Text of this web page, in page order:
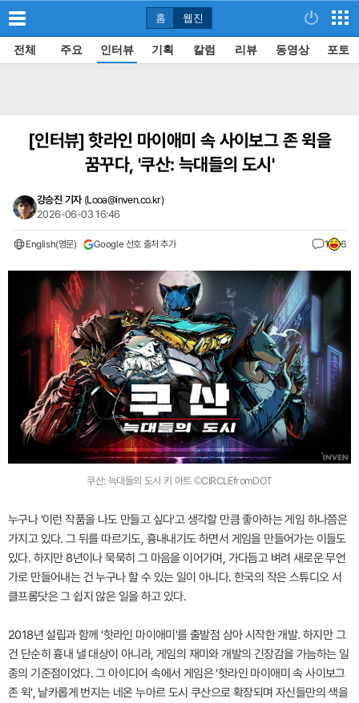
홈 웹진
전체 주요 인터뷰 기획 칼럼 리뷰 동영상 포토
[인터뷰]핫라인 마이애미 속 사이보그 존 윅을
꿈꾸다, '쿠산: 늑대들의 도시'
강승진 기자 (Looa@inven.co.kr)
2026-06-03 16:46
English(영문) Google 선호 출처 추가 1 6
쿠산: 늑대들의 도시 키 아트 ©CIRCLEfromDOT
누구나 '이런 작품을 나도 만들고 싶다'고 생각할 만큼 좋아하는 게임 하나쯤은
가지고 있다. 그 뒤를 따르기도, 흉내내기도 하면서 게임을 만들어가는 이들도
있다. 하지만 8년이나 묵묵히 그 마음을 이어가며, 가다듬고 벼려 새로운 무언
가로 만들어내는 건 누구나 할 수 있는 일이 아니다. 한국의 작은 스튜디오 서
클프롬닷은 그 쉽지 않은 일을 하고 있다.
2018년 설립과 함께 '핫라인 마이애미'를 출발점 삼아 시작한 개발. 하지만 그
건 단순히 흉내 낼 대상이 아니라, 게임의 재미와 개발의 긴장감을 가늠하는 일
종의 기준점이었다. 그 아이디어 속에서 게임은 '핫라인 마이애미 속 사이보그
존 윅', 날카롭게 번지는 네온 누아르 도시 쿠산으로 확장되며 자신들만의 색을